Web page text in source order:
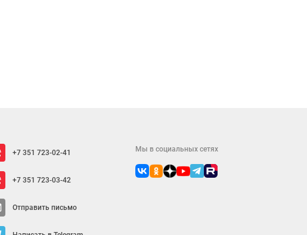
+7 351 723-02-41
+7 351 723-03-42
Отправить письмо
Мы в социальных сетях